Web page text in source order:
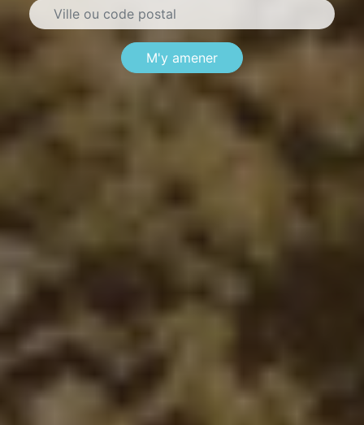
M'y amener